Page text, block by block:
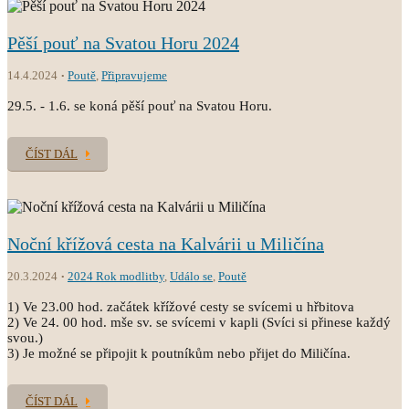
Pěší pouť na Svatou Horu 2024
14.4.2024 Poutě, Připravujeme
29.5. - 1.6. se koná pěší pouť na Svatou Horu.
ČÍST DÁL
Noční křížová cesta na Kalvárii u Miličína
20.3.2024 2024 Rok modlitby, Událo se, Poutě
1) Ve 23.00 hod. začátek křížové cesty se svícemi u hřbitova
2) Ve 24. 00 hod. mše sv. se svícemi v kapli (Svíci si přinese každý
svou.)
3) Je možné se připojit k poutníkům nebo přijet do Miličína.
ČÍST DÁL